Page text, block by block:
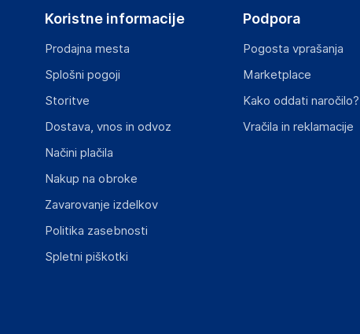
Koristne informacije
Prodajna mesta
Splošni pogoji
Storitve
Dostava, vnos in odvoz
Načini plačila
Nakup na obroke
Zavarovanje izdelkov
Politika zasebnosti
Spletni piškotki
Podpora
Pogosta vprašanja
Marketplace
Kako oddati naročilo?
Vračila in reklamacije